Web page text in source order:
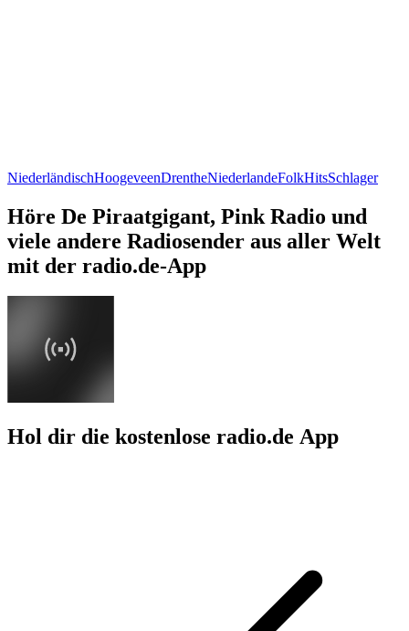
NiederländischHoogeveenDrentheNiederlandeFolkHitsSchlager
Höre De Piraatgigant, Pink Radio und
viele andere Radiosender aus aller Welt
mit der radio.de-App
Hol dir die kostenlose radio.de App